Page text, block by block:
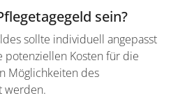
sein?
sollte individuell angepasst
Kosten für die
Möglichkeiten des
werden.